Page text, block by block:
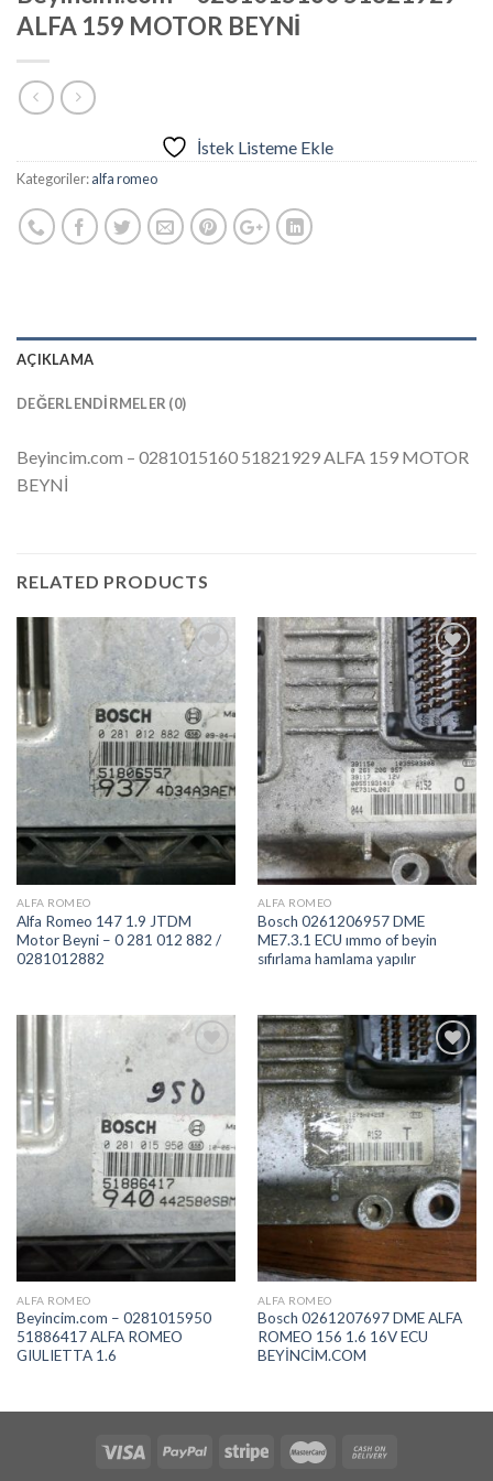
ALFA 159 MOTOR BEYNİ
İstek Listeme Ekle
Kategoriler:alfa romeo
AÇIKLAMA
DEĞERLENDIRMELER (0)
Beyincim.com – 0281015160 51821929 ALFA 159 MOTOR
BEYNİ
RELATED PRODUCTS
İstek
Listeme
Ekle
ALFA ROMEO
Alfa Romeo 147 1.9 JTDM
Motor Beyni – 0 281 012 882 /
0281012882
İstek
Listeme
Ekle
ALFA ROMEO
Bosch 0261206957 DME
ME7.3.1 ECU ımmo of beyin
sıfırlama hamlama yapılır
İstek
Listeme
Ekle
ALFA ROMEO
Beyincim.com – 0281015950
51886417 ALFA ROMEO
GIULIETTA 1.6
İstek
Listeme
Ekle
ALFA ROMEO
Bosch 0261207697 DME ALFA
ROMEO 156 1.6 16V ECU
BEYİNCİM.COM